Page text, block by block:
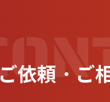
ご依頼・ご